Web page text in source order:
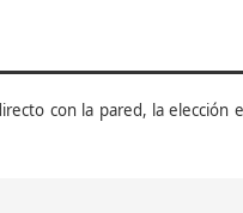
con la pared, la elección